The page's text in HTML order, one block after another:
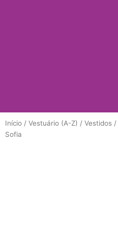
Início / Vestuário (A-Z) / Vestidos /
Sofia